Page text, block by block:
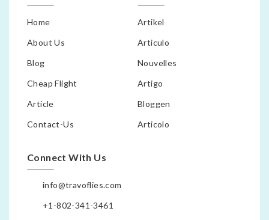
Home
About Us
Blog
Cheap Flight
Article
Contact-Us
Artikel
Articulo
Nouvelles
Artigo
Bloggen
Articolo
Connect With Us
info@travoflies.com
+1-802-341-3461